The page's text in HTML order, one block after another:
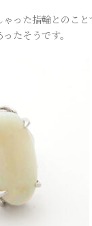
った指輪とのこ
たそうです。